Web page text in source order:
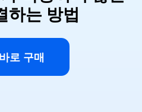
하는 방법
바로 구매